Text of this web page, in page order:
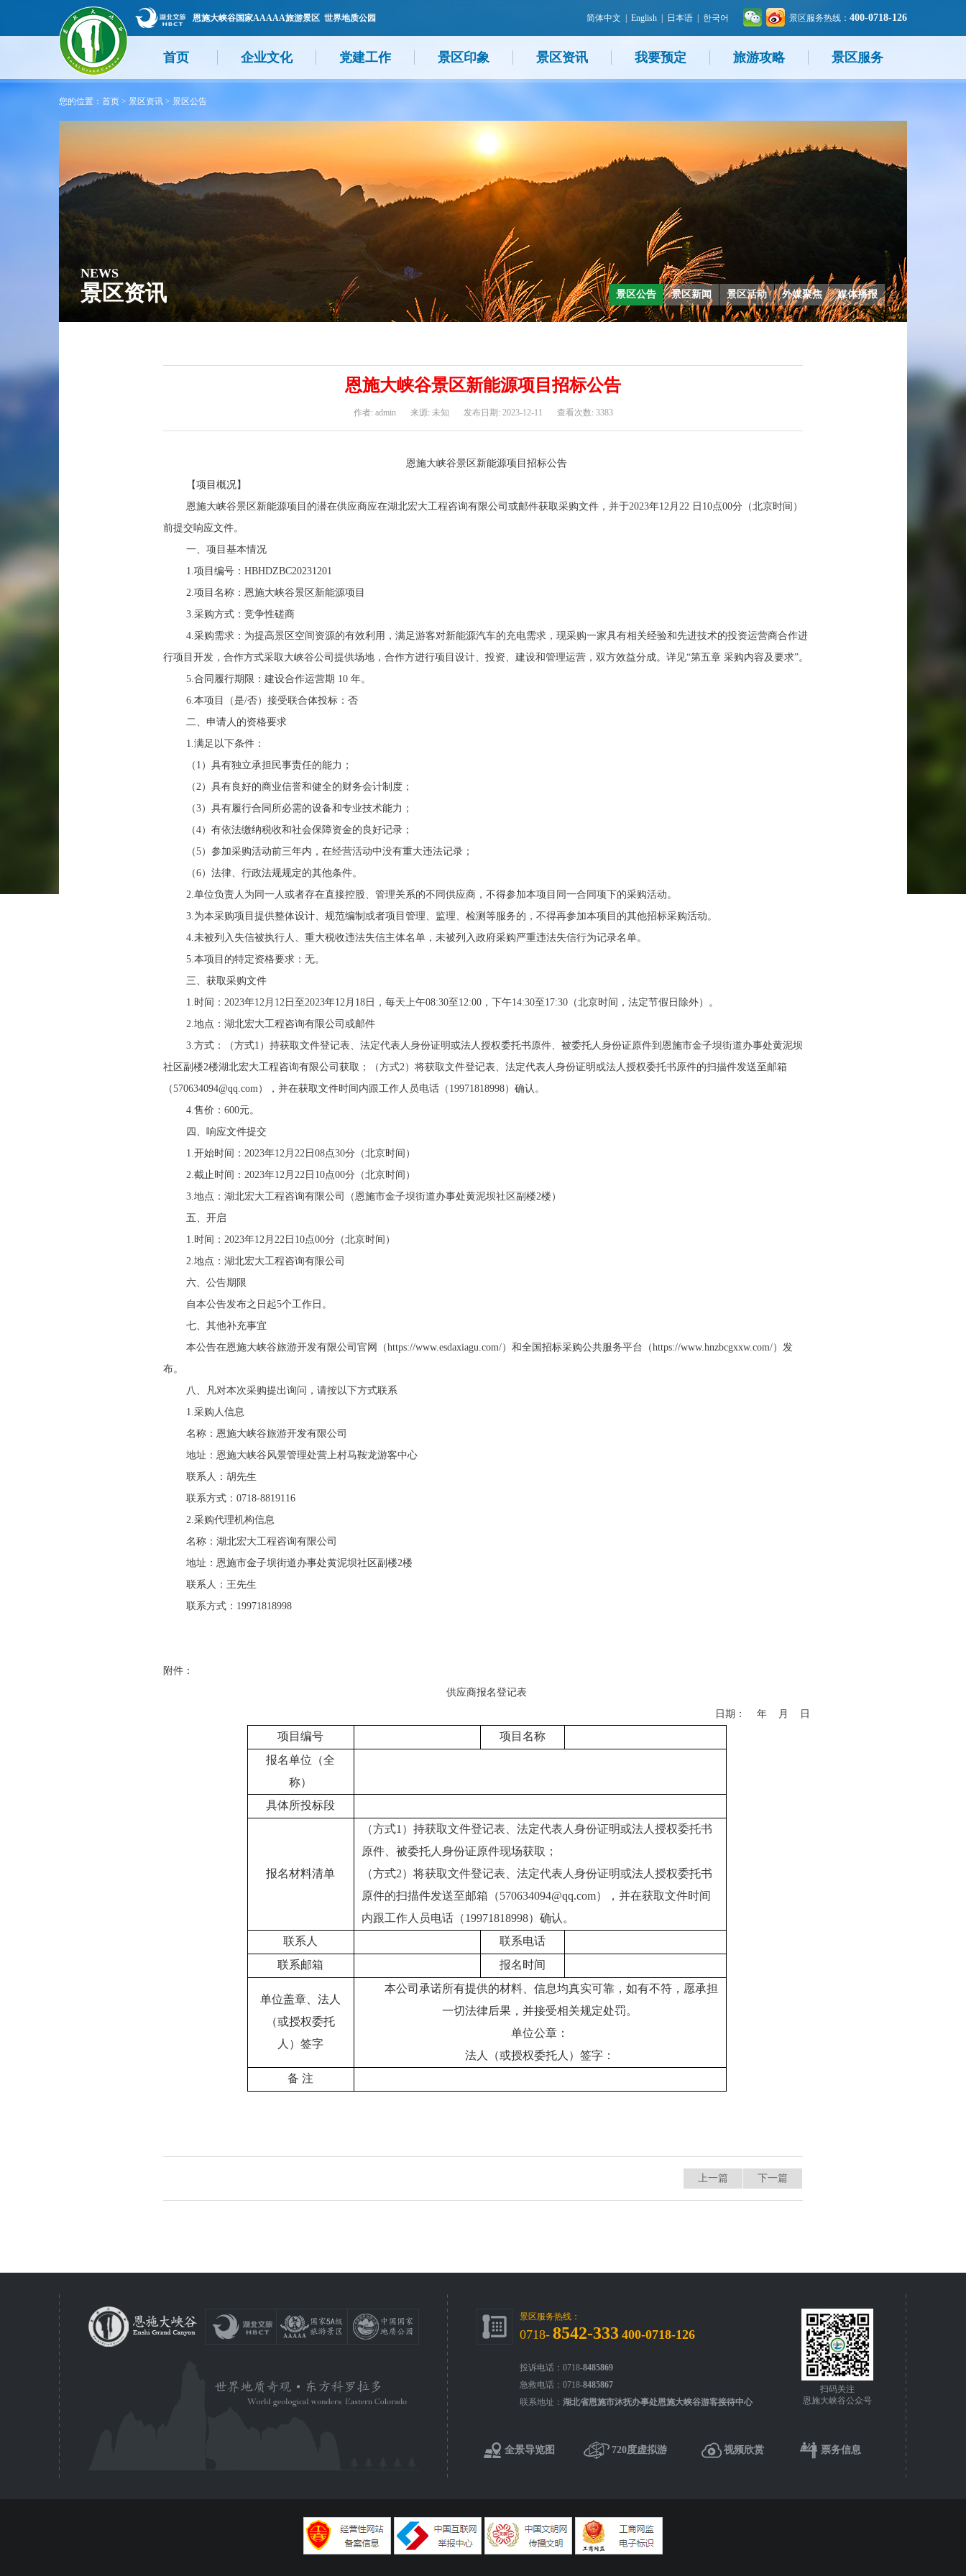
恩施大峡谷国家AAAAA旅游景区 世界地质公园 景区服务热线： 400-0718-126
简体中文 English 日本语 한국어
首页 企业文化 党建工作 景区印象 景区资讯 我要预定 旅游攻略 景区服务
您的位置： 首页 > 景区资讯 > 景区公告
NEWS
景区资讯 景区公告 景区新闻 景区活动 外媒聚焦 媒体播报
恩施大峡谷景区新能源项目招标公告
作者: admin 来源: 未知 发布日期: 2023-12-11 查看次数: 3383
恩施大峡谷景区新能源项目招标公告
【项目概况】
恩施大峡谷景区新能源项目 的潜在供应商应在湖北宏大工程咨询有限公司或邮件获取采购文件，并于2023年12月22 日10点00分（北京时间）
前提交响应文件。
一、项目基本情况
1.项目编号：HBHDZBC20231201
2.项目名称：恩施大峡谷景区新能源项目
3.采购方式：竞争性磋商
4.采购需求：为提高景区空间资源的有效利用，满足游客对新能源汽车的充电需求，现采购一家具有相关经验和先进技术的投资运营商合作进
行项目开发，合作方式采取大峡谷公司提供场地，合作方进行项目设计、投资、建设和管理运营，双方效益分成。 详见“第五章 采购内容及要求”。
5.合同履行期限： 建设合作运营期 10 年。
6.本项目（是/否）接受联合体投标：否
二、申请人的资格要求
1.满足以下条件：
（ 1）具有独立承担民事责任的能力；
（2）具有良好的商业信誉和健全的财务会计制度；
（3）具有履行合同所必需的设备和专业技术能力；
（4）有依法缴纳税收和社会保障资金的良好记录；
（5）参加采购活动前三年内，在经营活动中没有重大违法记录；
（6）法律、行政法规规定的其他条件。
2.单位负责人为同一人或者存在直接控股、管理关系的不同供应商，不得参加本项目同一合同项下的采购活动。
3.为本采购项目提供整体设计、规范编制或者项目管理、监理、检测等服务的，不得再参加本项目的其他招标采购活动。
4.未被列入失信被执行人、重大税收违法失信主体名单，未被列入政府采购严重违法失信行为记录名单。
5.本项目的特定资格要求：无。
三、获取采购文件
1.时间：2023年12月12 日至2023年12月18 日，每天上午08:30至12:00，下午14:30至17:30（北京时间，法定节假日除外）。
2.地点：湖北宏大工程咨询有限公司或邮件
3.方式：（方式1）持获取文件登记表、法定代表人身份证明或法人授权委托书原件、被委托人身份证原件到恩施市金子坝街道办事处黄泥坝
社区副楼2楼湖北宏大工程咨询有限公司 获取；（方式2）将获取文件登记表、法定代表人身份证明或法人授权委托书原件的扫描件发送至邮箱
（570634094@qq.com），并在获取文件时间内跟工作人员电话（ 19971818998）确认。
4.售价：600元。
四、响应文件提交
1.开始时间：2023年12月22 日 08点30分（北京时间）
2.截止时间：2023年12月22日10点00分（北京时间）
3.地点： 湖北宏大工程咨询有限公司（恩施市金子坝街道办事处黄泥坝社区副楼2楼）
五、开启
1.时间：2023年12月22日10点00分（北京时间）
2.地点：湖北宏大工程咨询有限公司
六、公告期限
自本公告发布之日起5个工作日。
七、其他补充事宜
本公告在恩施大峡谷旅游开发有限公司官网（https://www.esdaxiagu.com/）和全国招标采购公共服务平台（https://www.hnzbcgxxw.com/） 发
布。
八、凡对本次采购提出询问，请按以下方式联系
1.采购人信息
名称：恩施大峡谷旅游开发有限公司
地址：恩施大峡谷风景管理处营上村马鞍龙游客中心
联系人：胡先生
联系方式：0718-8819116
2.采购代理机构信息
名称：湖北宏大工程咨询有限公司
地址： 恩施市金子坝街道办事处黄泥坝社区副楼2楼
联系人：王先生
联系方式：19971818998
附件 ：
供应商报名登记表
日期：
年 月 日
项目 编号
项目名称
报名单位（全
称）
具体所投标段
报名材料清单
（方式1）持获取文件登记表、法定代表人身份证明或法人授权委托书
原件、被委托人身份证原件现场获取；
（方式2）将获取文件登记表、法定代表人身份证明或法人授权委托书
原件的扫描件发送至邮箱（570634094@qq.com），并在获取文件时间
内跟工作人员电话（19971818998）确认。
联系人
联系电话
联系邮箱
报名时间
单位盖章、法人
（或授权委托
人）签字
本公司承诺所有提供的材料、信息均真实可靠，如有不符，愿承担
一切法律后果，并接受相关规定处罚。
单位公章：
法人（或授权委托人）签字：
备 注
上一篇 下一篇
景区服务热线：
0718- 8542-333 400-0718-126
投诉电话：0718-8485869
急救电话：0718-8485867
联系地址： 湖北省恩施市沐抚办事处恩施大峡谷游客接待中心
扫码关注
恩施大峡谷公众号
全景导览图 720度虚拟游 视频欣赏 票务信息